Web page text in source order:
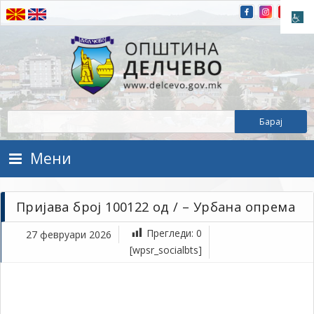
Прескокнете на содржината
Општина Делчево
Општина Делчево
Мени
Пријава број 100122 од / – Урбана опрема
27 февруари 2026 Прегледи: 0
[wpsr_socialbts]